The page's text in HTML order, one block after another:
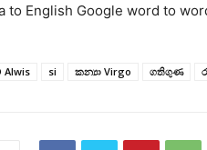
to English Google word to
Alwis si කන්‍යා Virgo ගතිගුණ